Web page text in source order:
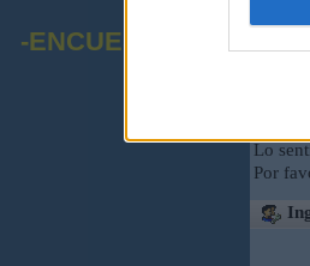
-ENCUESTA SOBRE
Lo
Por